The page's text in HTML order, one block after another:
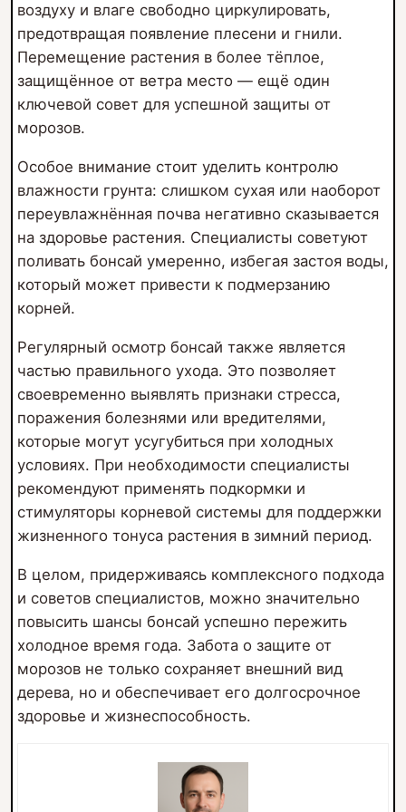
воздуху и влаге свободно циркулировать,
предотвращая появление плесени и гнили.
Перемещение растения в более тёплое,
защищённое от ветра место — ещё один
ключевой совет для успешной защиты от
морозов.
Особое внимание стоит уделить контролю
влажности грунта: слишком сухая или наоборот
переувлажнённая почва негативно сказывается
на здоровье растения. Специалисты советуют
поливать бонсай умеренно, избегая застоя воды,
который может привести к подмерзанию
корней.
Регулярный осмотр бонсай также является
частью правильного ухода. Это позволяет
своевременно выявлять признаки стресса,
поражения болезнями или вредителями,
которые могут усугубиться при холодных
условиях. При необходимости специалисты
рекомендуют применять подкормки и
стимуляторы корневой системы для поддержки
жизненного тонуса растения в зимний период.
В целом, придерживаясь комплексного подхода
и советов специалистов, можно значительно
повысить шансы бонсай успешно пережить
холодное время года. Забота о защите от
морозов не только сохраняет внешний вид
дерева, но и обеспечивает его долгосрочное
здоровье и жизнеспособность.